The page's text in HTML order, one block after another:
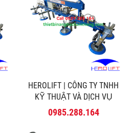
HEROLIFT | CÔNG TY TNHH
KỸ THUẬT VÀ DỊCH VỤ
MINH PHÚ
0985.288.164